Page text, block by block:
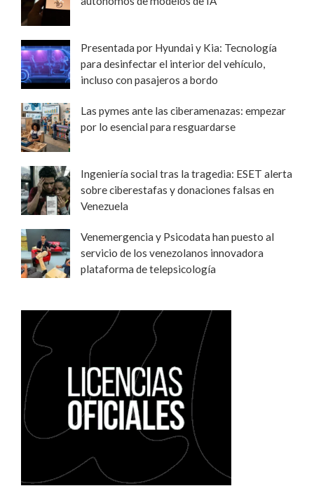
Presentada por Hyundai y Kia: Tecnología
para desinfectar el interior del vehículo,
incluso con pasajeros a bordo
Las pymes ante las ciberamenazas: empezar
por lo esencial para resguardarse
Ingeniería social tras la tragedia: ESET alerta
sobre ciberestafas y donaciones falsas en
Venezuela
Venemergencia y Psicodata han puesto al
servicio de los venezolanos innovadora
plataforma de telepsicología